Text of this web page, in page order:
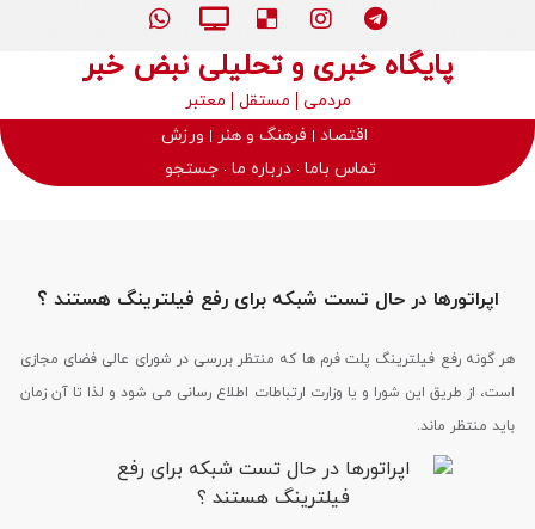
پایگاه خبری و تحلیلی نبض خبر
مردمی مستقل
معتبر
اقتصاد
فرهنگ و هنر
ورزش
تماس باما درباره ما جستجو
اپراتورها در حال تست شبکه برای رفع فیلترینگ هستند ؟
هر گونه رفع فیلترینگ پلت فرم ها که منتظر بررسی در شورای عالی فضای مجازی
است، از طریق این شورا و یا وزارت ارتباطات اطلاع رسانی می شود و لذا تا آن زمان
باید منتظر ماند.